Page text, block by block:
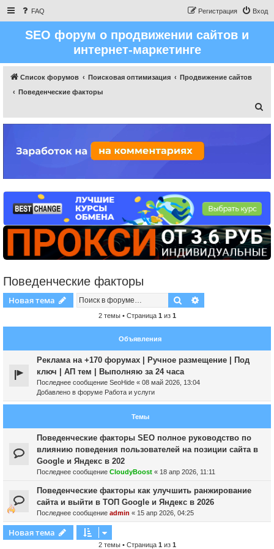
FAQ Вход
Регистрация
SEO форум о продвижении сайтов и
интернет-маркетинге
Список форумов Поисковая оптимизация
Продвижение сайтов
Поведенческие факторы
Поведенческие факторы
Новая тема Поиск
2 темы • Страница 1 из 1
Объявления
Реклама на +170 форумах | Ручное размещение | Под
ключ | АП тем | Выполняю за 24 часа
Последнее сообщение SeoHide « 08 май 2026, 13:04
Добавлено в форуме Работа и услуги
Темы
Поведенческие факторы SEO полное руководство по
влиянию поведения пользователей на позиции сайта в
Google и Яндекс в 202
Последнее сообщение CloudyBoost « 18 апр 2026, 11:11
Поведенческие факторы как улучшить ранжирование
сайта и выйти в ТОП Google и Яндекс в 2026
Последнее сообщение admin « 15 апр 2026, 04:25
Новая тема
2 темы • Страница 1 из 1